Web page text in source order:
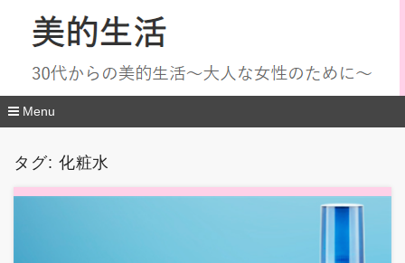
Menu
タグ: 化粧水